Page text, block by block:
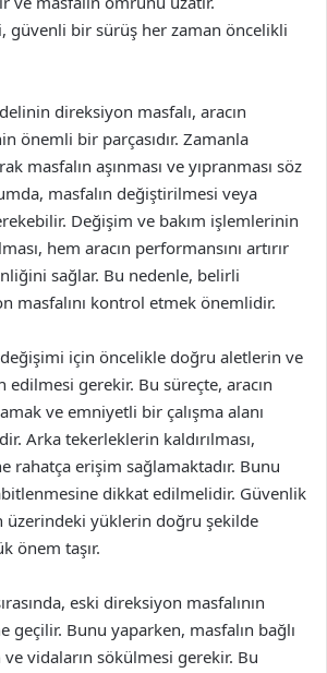
güvenli bir sürüş her zaman öncelikli
direksiyon masfalı, aracın
önemli bir parçasıdır. Zamanla
masfalın aşınması ve yıpranması söz
masfalın değiştirilmesi veya
Değişim ve bakım işlemlerinin
hem aracın performansını artırır
sağlar. Bu nedenle, belirli
masfalını kontrol etmek önemlidir.
için öncelikle doğru aletlerin ve
gerekir. Bu süreçte, aracın
ve emniyetli bir çalışma alanı
Arka tekerleklerin kaldırılması,
rahatça erişim sağlamaktadır. Bunu
dikkat edilmelidir. Güvenlik
üzerindeki yüklerin doğru şekilde
önem taşır.
eski direksiyon masfalının
geçilir. Bunu yaparken, masfalın bağlı
vidaların sökülmesi gerekir. Bu